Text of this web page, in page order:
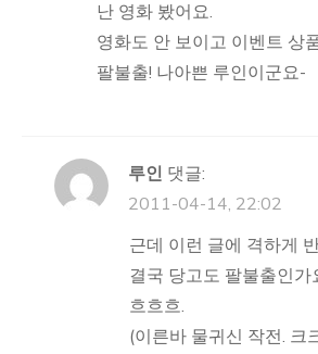
난 영화 봤어요.
영화도 안 보이고 이벤트 상
팔불출! 나아쁜 루인이군요-
루인 댓글:
2011-04-14, 22:02
근데 이런 글에 격하게
결국 당고도 팔불출인가
흐흐흐.
(이른바 물귀신 작전. 크